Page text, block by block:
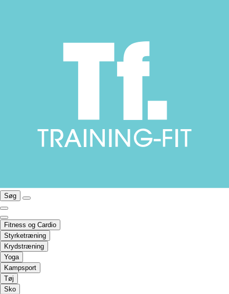
Søg
Fitness og Cardio
Styrketræning
Krydstræning
Yoga
Kampsport
Tøj
Sko